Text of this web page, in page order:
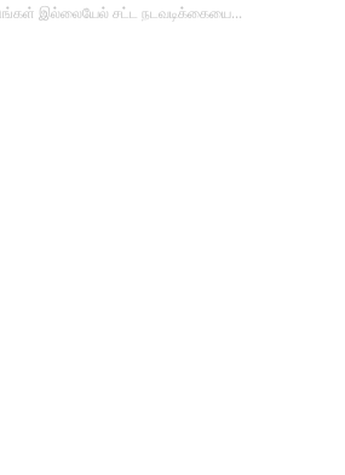
இல்லையேல் சட்ட நடவடிக்கையை...